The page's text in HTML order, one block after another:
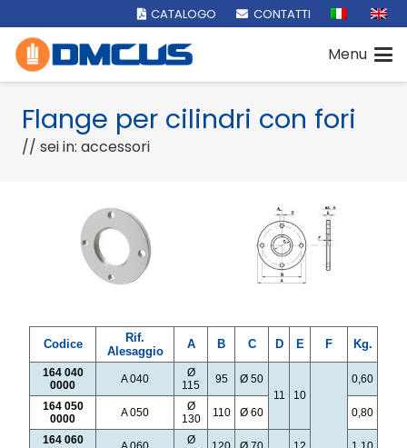
CATALOGO CONTATTI
Menu
Flange per cilindri con fori
// sei in: accessori